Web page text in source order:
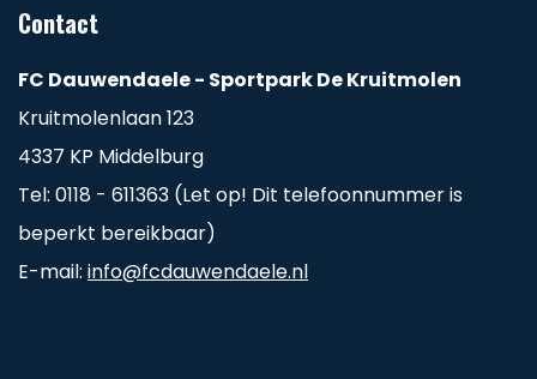
Contact
FC Dauwendaele - Sportpark De Kruitmolen
Kruitmolenlaan 123
4337 KP Middelburg
Tel: 0118 - 611363 (Let op! Dit telefoonnummer is
beperkt bereikbaar)
E-mail: info@fcdauwendaele.nl